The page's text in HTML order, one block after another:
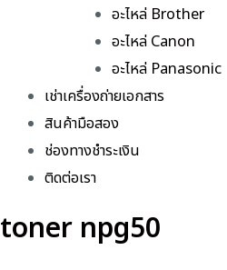
อะไหล่ Brother
อะไหล่ Canon
อะไหล่ Panasonic
เช่าเครื่องถ่ายเอกสาร
สินค้ามือสอง
ช่องทางชำระเงิน
ติดต่อเรา
toner npg50